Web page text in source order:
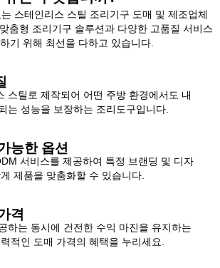
스테인리스 스틸 조리기구 도매 및 제조업체
춤형 조리기구 솔루션과 다양한 고품질 서비스
기 위해 최선을 다하고 있습니다.
스틸로 제작되어 어떤 주방 환경에서도 내
는 성능을 보장하는 조리도구입니다.
능한 옵션
서비스를 제공하여 특정 브랜딩 및 디자
제품을 맞춤화할 수 있습니다.
격
하는 동시에 건전한 수익 마진을 유지하는
적인 도매 가격의 혜택을 누리세요.